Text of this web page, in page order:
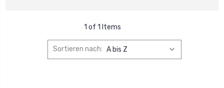
1 of 1 Items
Sortieren nach: